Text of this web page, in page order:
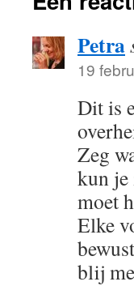
Petra
19
Dit is
Zeg
kun je
moet
Elke
blij